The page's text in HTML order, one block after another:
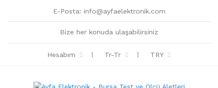
E-Posta: info@ayfaelektronik.com
Bize her konuda ulaşabilirsiniz
Hesabım Tr-Tr TRY